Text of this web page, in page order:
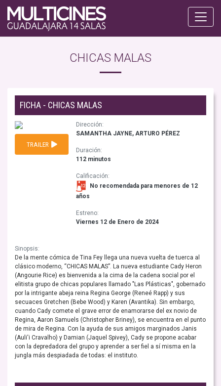
CHICAS MALAS
FICHA - CHICAS MALAS
TRAILER
Dirección:
SAMANTHA JAYNE, ARTURO PÉREZ
Duración:
112 minutos
Calificación:
No recomendada para menores de 12
años
Estreno:
Viernes 12 de Enero de 2024
Sinopsis:
De la mente cómica de Tina Fey llega una nueva vuelta de tuerca al
clásico moderno, “CHICAS MALAS”. La nueva estudiante Cady Heron
(Angourie Rice) es bienvenida a la cima de la cadena social por el
elitista grupo de chicas populares llamado "Las Plásticas", gobernado
por la intrigante abeja reina Regina George (Reneé Rapp) y sus
secuaces Gretchen (Bebe Wood) y Karen (Avantika). Sin embargo,
cuando Cady comete el grave error de enamorarse del ex novio de
Regina, Aaron Samuels (Christopher Briney), se encuentra en el punto
de mira de Regina. Con la ayuda de sus amigos marginados Janis
(Auli'i Cravalho) y Damian (Jaquel Spivey), Cady se propone acabar
con la depredadora del grupo y aprender a ser fiel a sí misma en la
jungla más despiadada de todas: el instituto.